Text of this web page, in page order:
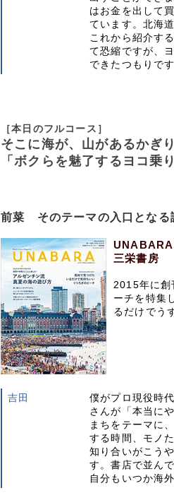
はお金を出して
ています。北海
これから紹介す
て恐縮ですが、
できたつもりです
［本日のフルコース］
そこに海が、山があるかぎり
「ボクらを魅了するヨコ乗
前菜 そのテーマの入口となる
三栄書房
2015年に創
ーチを特集
るだけでう
吉田
僕がプロ現役時
さんが「本当に
まちをテーマに
する時間、モノ
知り合いがこう
す。書店で並ん
自分もいつか海